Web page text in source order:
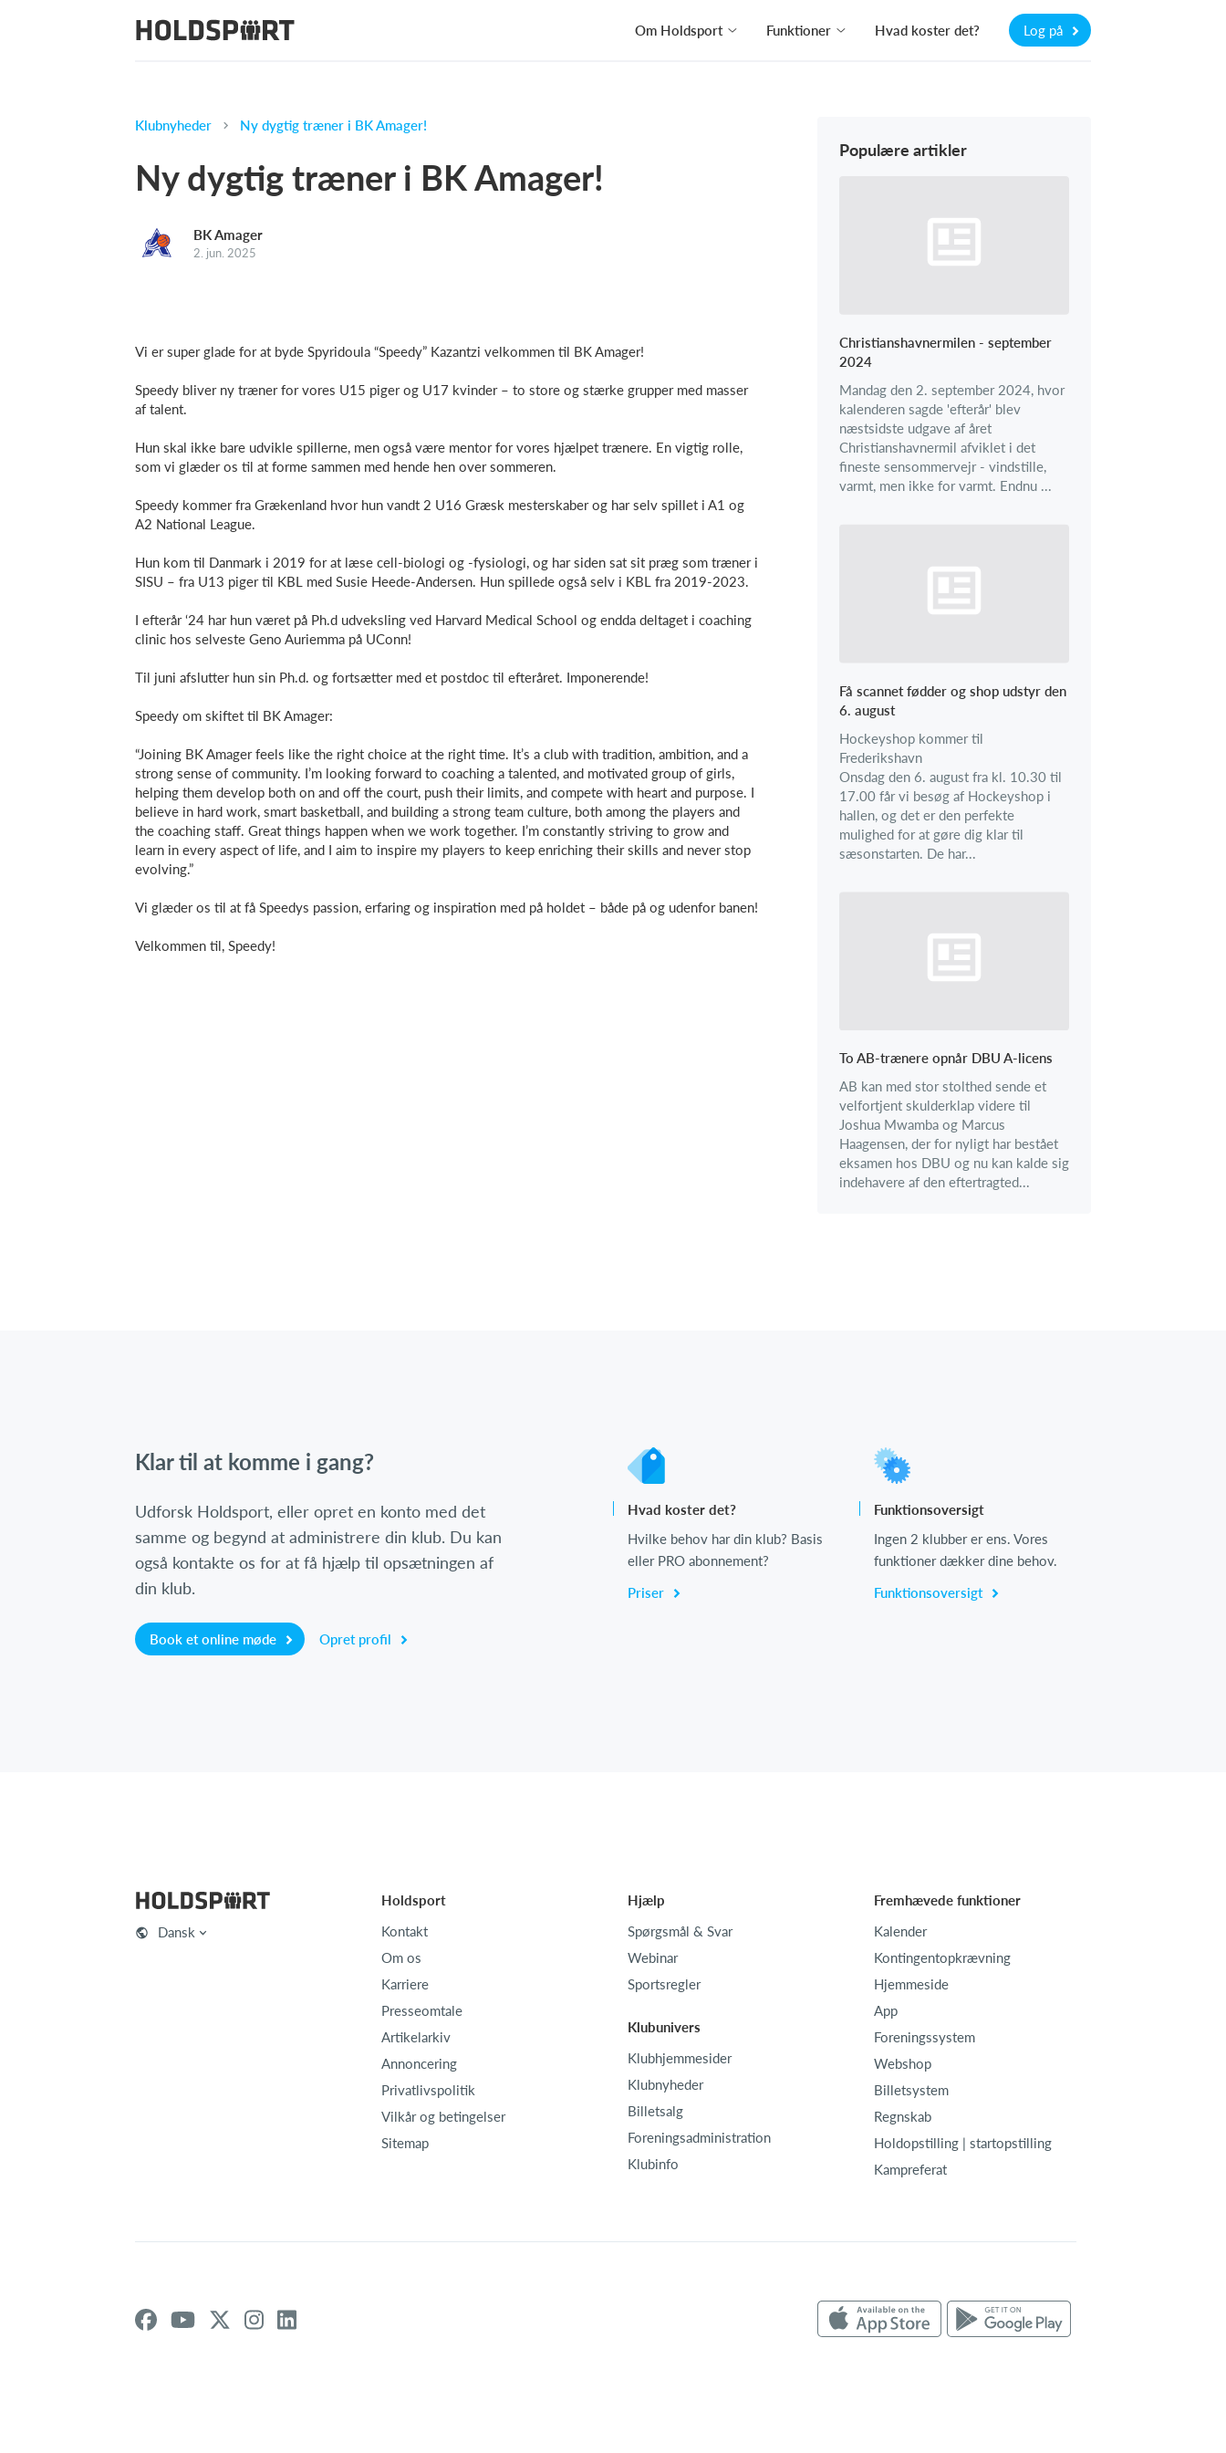
Om Holdsport Funktioner Hvad koster det? Log på
Klubnyheder Ny dygtig træner i BK Amager!
Ny dygtig træner i BK Amager!
BK Amager
2. jun. 2025
Vi er super glade for at byde Spyridoula “Speedy” Kazantzi velkommen til BK Amager!
Speedy bliver ny træner for vores U15 piger og U17 kvinder – to store og stærke grupper med masser
af talent.
Hun skal ikke bare udvikle spillerne, men også være mentor for vores hjælpet trænere. En vigtig rolle,
som vi glæder os til at forme sammen med hende hen over sommeren.
Speedy kommer fra Grækenland hvor hun vandt 2 U16 Græsk mesterskaber og har selv spillet i A1 og
A2 National League.
Hun kom til Danmark i 2019 for at læse cell-biologi og -fysiologi, og har siden sat sit præg som træner i
SISU – fra U13 piger til KBL med Susie Heede-Andersen. Hun spillede også selv i KBL fra 2019-2023.
I efterår ‘24 har hun været på Ph.d udveksling ved Harvard Medical School og endda deltaget i coaching
clinic hos selveste Geno Auriemma på UConn!
Til juni afslutter hun sin Ph.d. og fortsætter med et postdoc til efteråret. Imponerende!
Speedy om skiftet til BK Amager:
“Joining BK Amager feels like the right choice at the right time. It’s a club with tradition, ambition, and a
strong sense of community. I’m looking forward to coaching a talented, and motivated group of girls,
helping them develop both on and off the court, push their limits, and compete with heart and purpose. I
believe in hard work, smart basketball, and building a strong team culture, both among the players and
the coaching staff. Great things happen when we work together. I’m constantly striving to grow and
learn in every aspect of life, and I aim to inspire my players to keep enriching their skills and never stop
evolving.”
Vi glæder os til at få Speedys passion, erfaring og inspiration med på holdet – både på og udenfor banen!
Velkommen til, Speedy!
Populære artikler
Christianshavnermilen - september
2024
Mandag den 2. september 2024, hvor
kalenderen sagde 'efterår' blev
næstsidste udgave af året
Christianshavnermil afviklet i det
fineste sensommervejr - vindstille,
varmt, men ikke for varmt. Endnu ...
Få scannet fødder og shop udstyr den
6. august
Hockeyshop kommer til
Frederikshavn
Onsdag den 6. august fra kl. 10.30 til
17.00 får vi besøg af Hockeyshop i
hallen, og det er den perfekte
mulighed for at gøre dig klar til
sæsonstarten. De har...
To AB-trænere opnår DBU A-licens
AB kan med stor stolthed sende et
velfortjent skulderklap videre til
Joshua Mwamba og Marcus
Haagensen, der for nyligt har bestået
eksamen hos DBU og nu kan kalde sig
indehavere af den eftertragted...
Klar til at komme i gang?
Udforsk Holdsport, eller opret en konto med det
samme og begynd at administrere din klub. Du kan
også kontakte os for at få hjælp til opsætningen af
din klub.
Book et online møde Opret profil
Hvad koster det?
Hvilke behov har din klub? Basis
eller PRO abonnement?
Priser
Funktionsoversigt
Ingen 2 klubber er ens. Vores
funktioner dækker dine behov.
Funktionsoversigt
Dansk
Holdsport
Kontakt
Om os
Karriere
Presseomtale
Artikelarkiv
Annoncering
Privatlivspolitik
Vilkår og betingelser
Sitemap
Hjælp
Spørgsmål & Svar
Webinar
Sportsregler
Klubunivers
Klubhjemmesider
Klubnyheder
Billetsalg
Foreningsadministration
Klubinfo
Fremhævede funktioner
Kalender
Kontingentopkrævning
Hjemmeside
App
Foreningssystem
Webshop
Billetsystem
Regnskab
Holdopstilling | startopstilling
Kampreferat